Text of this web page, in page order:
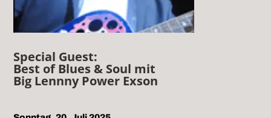
Special Guest:
Best of Blues & Soul mit
Big Lennny Power Exson